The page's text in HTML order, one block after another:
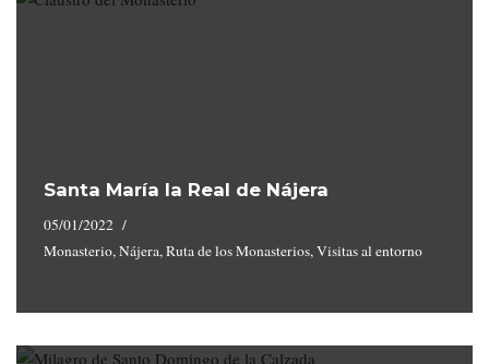
Santa María la Real de Nájera
05/01/2022
Monasterio,Nájera,Ruta de los Monasterios,Visitas al entorno